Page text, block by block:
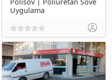
Uygulama